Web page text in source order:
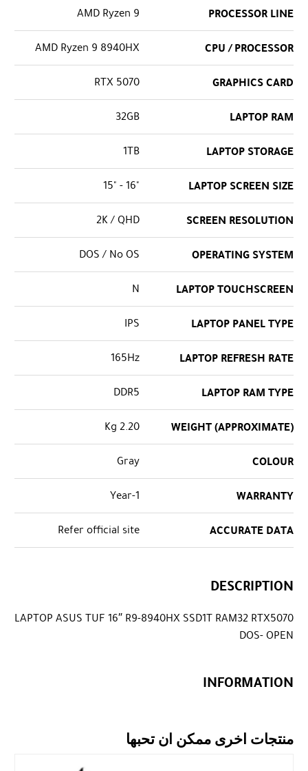
PROCESSOR LINE
AMD Ryzen 9
CPU / PROCESSOR
AMD Ryzen 9 8940HX
GRAPHICS CARD
RTX 5070
LAPTOP RAM
32GB
LAPTOP STORAGE
1TB
LAPTOP SCREEN SIZE
"16 - "15
SCREEN RESOLUTION
2K / QHD
OPERATING SYSTEM
DOS / No OS
LAPTOP TOUCHSCREEN
N
LAPTOP PANEL TYPE
IPS
LAPTOP REFRESH RATE
165Hz
LAPTOP RAM TYPE
DDR5
WEIGHT (APPROXIMATE)
2.20 Kg
COLOUR
Gray
WARRANTY
1-Year
ACCURATE DATA
Refer official site
DESCRIPTION
LAPTOP ASUS TUF 16″ R9-8940HX SSD1T RAM32 RTX5070
DOS- OPEN
INFORMATION
منتجات اخرى ممكن ان تحبها